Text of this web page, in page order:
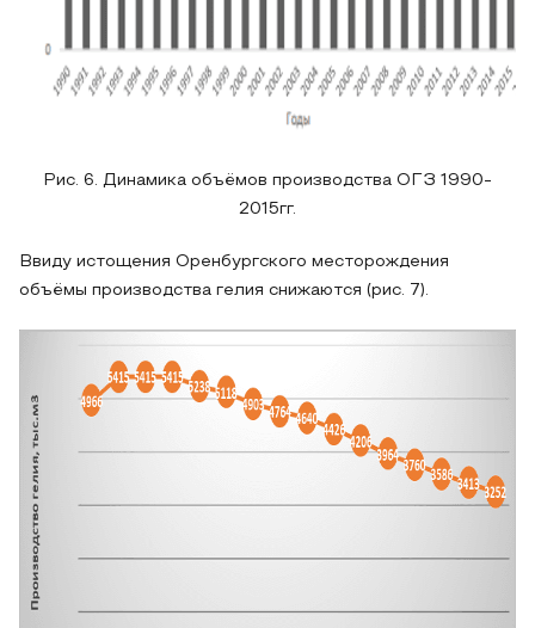
Рис. 6. Динамика объёмов производства ОГЗ 1990-
2015гг.
Ввиду истощения Оренбургского месторождения
объёмы производства гелия снижаются (рис. 7).